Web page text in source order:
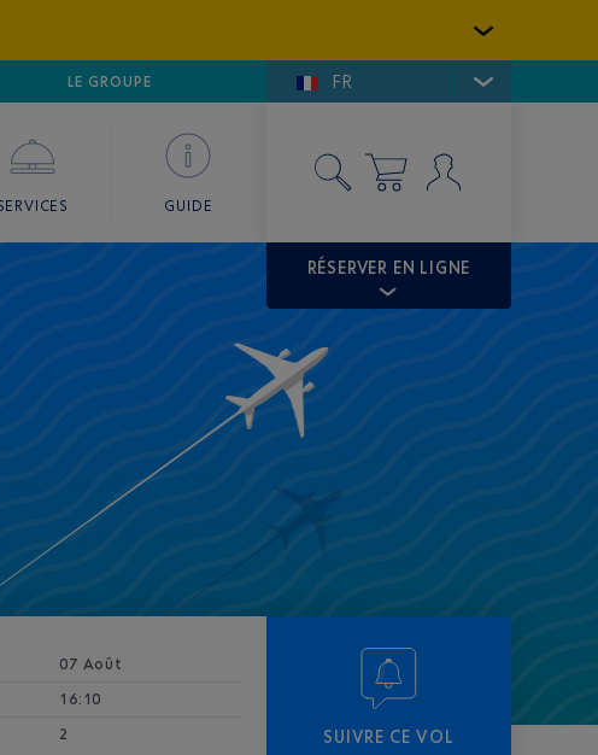
GOLFE DE SAINT-TROPEZ
LE GROUPE FR
GUIDE
RÉSERVER EN LIGNE
07 Août
16:10
2 SUIVRE CE VOL